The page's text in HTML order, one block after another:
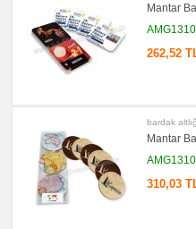
Mantar
262,52
bardak
Mantar
310,03
Anahtarlık
promosyon
Hesap
Makinesi
Manikür
Seti
promosyon
Şerit
Metre
&
Mezura